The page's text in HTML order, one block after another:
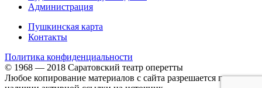
Администрация
Пушкинская карта
Контакты
Политика конфиденциальности
© 1968 — 2018 Саратовский театр оперетты
Любое копирование материалов с сайта разрешается при